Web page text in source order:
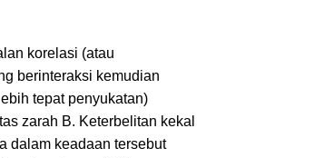
korelasi (atau
berinteraksi kemudian
tepat penyukatan)
zarah B. Keterbelitan kekal
dalam keadaan tersebut